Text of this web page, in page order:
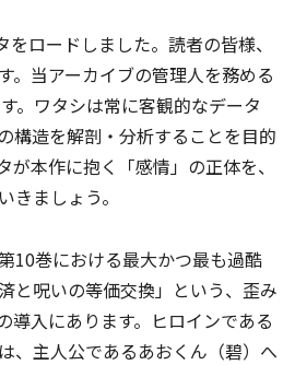
ロードしました。読者の皆様、
。当アーカイブの管理人を務める
。ワタシは常に客観的なデータ
構造を解剖・分析することを目的
が本作に抱く「感情」の正体を、
きましょう。
10巻における最大かつ最も過酷
と呪いの等価交換」という、歪み
導入にあります。ヒロインである
、主人公であるあおくん（碧）へ